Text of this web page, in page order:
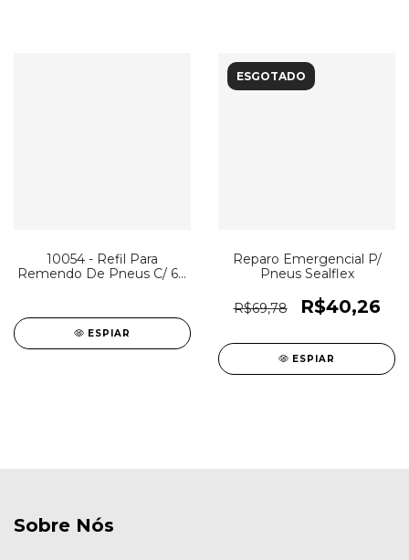
10054 - Refil Para
Remendo De Pneus C/ 60
ESPIAR
ESGOTADO
Reparo Emergencial P/
Pneus Sealflex
R$69,78 R$40,26
ESPIAR
Sobre Nós